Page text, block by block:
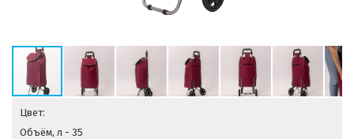
Цвет:
Объём, л - 35